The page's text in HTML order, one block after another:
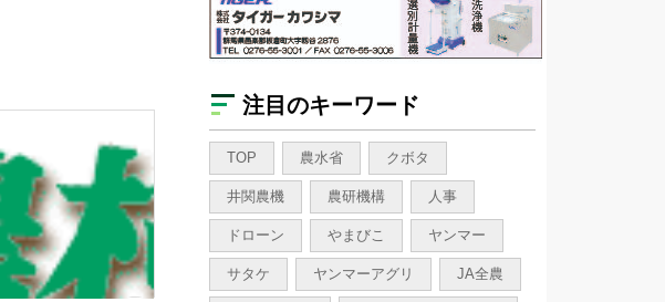
注目のキーワード
TOP 農水省 クボタ
井関農機 農研機構 人事
ドローン やまびこ ヤンマー
サタケ ヤンマーアグリ JA全農